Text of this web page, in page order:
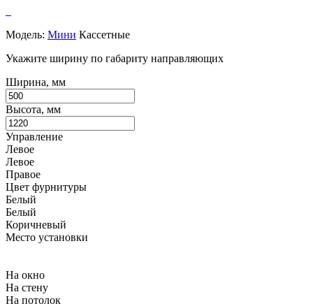
Модель: Мини Кассетные
Укажите ширину по габариту направляющих
Ширина, мм
Высота, мм
Управление
Левое
Левое
Правое
Цвет фурнитуры
Белый
Белый
Коричневый
Место установки
На окно
На стену
На потолок